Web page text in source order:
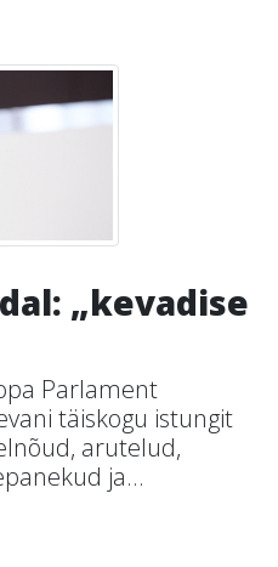
„kevadise
Parlament
täiskogu istungit
arutelud,
ja...